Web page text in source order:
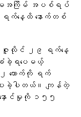
အကြိမ် အပစ်ရပ်
နေ့ထိ နောက်တစ်
ဟာ ဇူလိုင် ၂၉ ရက်နေ့
ခဲ့ရပေမယ့်
၂ ယောက်ကို ရက်
းခဲ့ပါတယ်။ ကျန်တဲ့
နှောင်မှုကို ၁၅၅